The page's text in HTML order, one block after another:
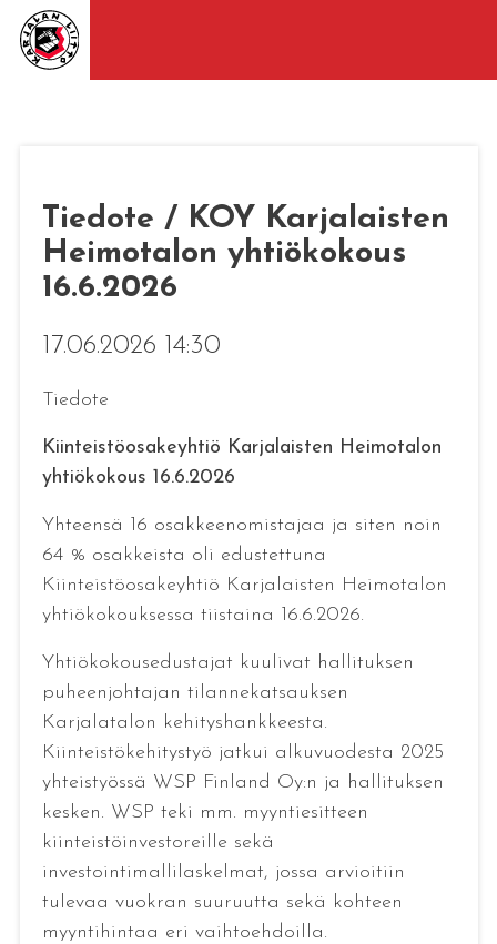
Tiedote / KOY Karjalaisten
Heimotalon yhtiökokous
16.6.2026
17.06.2026 14:30
Tiedote
Kiinteistöosakeyhtiö Karjalaisten Heimotalon
yhtiökokous 16.6.2026
Yhteensä 16 osakkeenomistajaa ja siten noin
64 % osakkeista oli edustettuna
Kiinteistöosakeyhtiö Karjalaisten Heimotalon
yhtiökokouksessa tiistaina 16.6.2026.
Yhtiökokousedustajat kuulivat hallituksen
puheenjohtajan tilannekatsauksen
Karjalatalon kehityshankkeesta.
Kiinteistökehitystyö jatkui alkuvuodesta 2025
yhteistyössä WSP Finland Oy:n ja hallituksen
kesken. WSP teki mm. myyntiesitteen
kiinteistöinvestoreille sekä
investointimallilaskelmat, jossa arvioitiin
tulevaa vuokran suuruutta sekä kohteen
myyntihintaa eri vaihtoehdoilla.